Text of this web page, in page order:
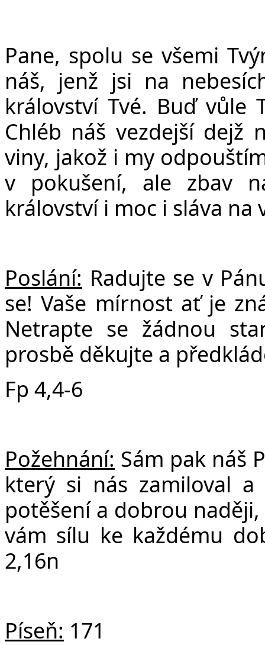
Pane, spolu se všemi
náš, jenž jsi na
království Tvé. Buďvůle
Chléb náš vezdejší dejž
viny, jakož i my odpouš
v pokušení, ale zbav
království i moc i sláva na
Poslání: Radujte se v
se! Vaše mírnost ať je
Netrapte se žádnou
prosbě děkujte a
Fp 4,4-6
Požehnání: Sám pak náš
který si nás zamiloval
potěšení a dobrou
vám sílu ke každému
2,16n
Píseň: 171